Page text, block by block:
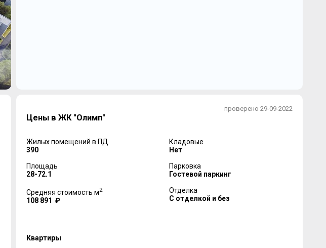
проверено 29-09-2022
Цены в ЖК "Олимп"
Жилых помещений в ПД
390
Площадь
28-72.1
Средняя стоимость м2
108 891 ₽
Кладовые
Нет
Парковка
Гостевой паркинг
Отделка
С отделкой и без
Квартиры